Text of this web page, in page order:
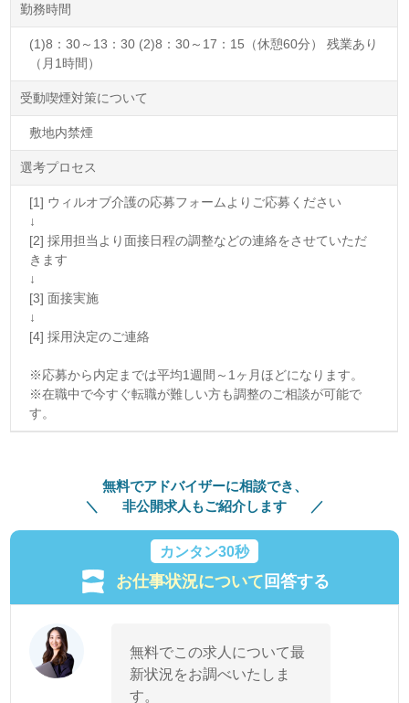
勤務時間
(1)8：30～13：30 (2)8：30～17：15（休憩60分） 残業あり
（月1時間）
受動喫煙対策について
敷地内禁煙
選考プロセス
[1] ウィルオブ介護の応募フォームよりご応募ください
↓
[2] 採用担当より面接日程の調整などの連絡をさせていただ
きます
↓
[3] 面接実施
↓
[4] 採用決定のご連絡
※応募から内定までは平均1週間～1ヶ月ほどになります。
※在職中で今すぐ転職が難しい方も調整のご相談が可能で
す。
無料でアドバイザーに相談でき、
非公開求人もご紹介します
カンタン30秒
お仕事状況について回答する
無料でこの求人について最
新状況をお調べいたしま
す。